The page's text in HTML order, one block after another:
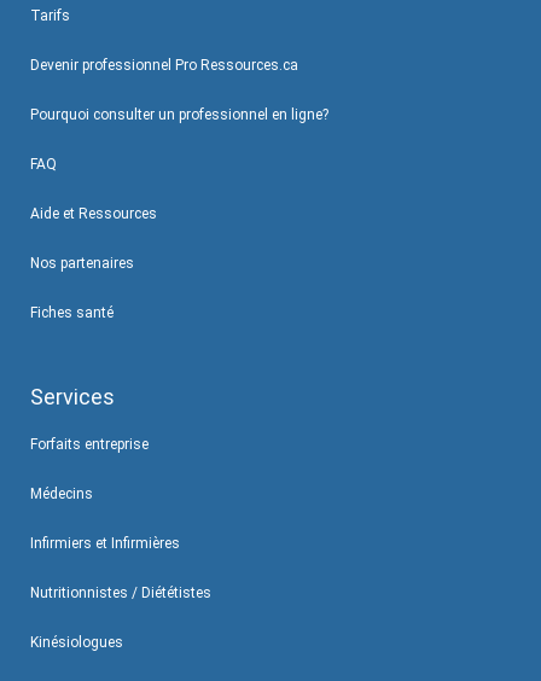
Tarifs
Devenir professionnel Pro Ressources.ca
Pourquoi consulter un professionnel en ligne?
FAQ
Aide et Ressources
Nos partenaires
Fiches santé
Services
Forfaits entreprise
Médecins
Infirmiers et Infirmières
Nutritionnistes / Diététistes
Kinésiologues